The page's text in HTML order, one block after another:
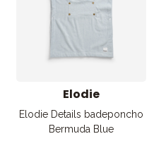
Elodie
Elodie Details badeponcho
Bermuda Blue